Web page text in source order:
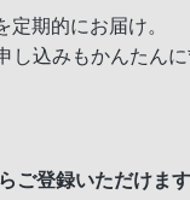
期的にお届け。
し込みもかんたん
ご登録いただけま